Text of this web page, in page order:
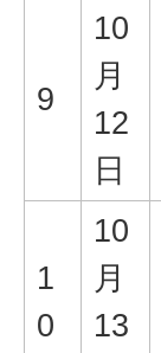
9
10
月
12
日
1
0
10
月
13